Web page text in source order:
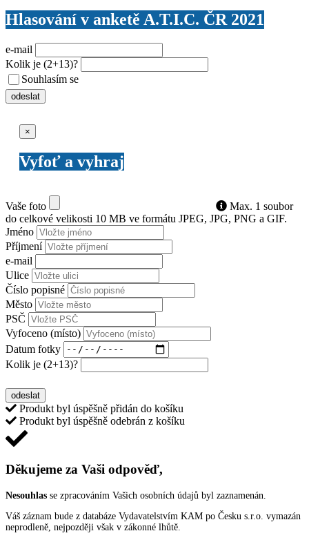
Hlasování v anketě A.T.I.C. ČR 2021
e-mail
Kolik je (2+13)?
Souhlasím se
odeslat
×
Vyfoť a vyhraj
Vaše foto
Max. 1 soubor
do celkové velikosti 10 MB ve formátu JPEG, JPG, PNG a GIF.
Jméno
Příjmení
e-mail
Ulice
Číslo popisné
Město
PSČ
Vyfoceno (místo)
Datum fotky
Kolik je (2+13)?
odeslat
Produkt byl úspěšně přidán do košíku
Produkt byl úspěšně odebrán z košíku
Děkujeme za Vaši odpověď,
Nesouhlas se zpracováním Vašich osobních údajů byl zaznamenán.
Váš záznam bude z databáze Vydavatelstvím KAM po Česku s.r.o. vymazán
neprodleně, nejpozději však v zákonné lhůtě.